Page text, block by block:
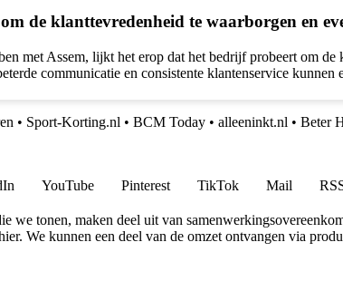
de klanttevredenheid te waarborgen en
met Assem, lijkt het erop dat het bedrijf probeert om
communicatie en consistente klantenservice kunnen
• Sport-Korting.nl • BCM Today • alleeninkt.nl • Beter
YouTube Pinterest TikTok Mail
we tonen, maken deel uit van
We kunnen een deel van de omzet ontvangen via